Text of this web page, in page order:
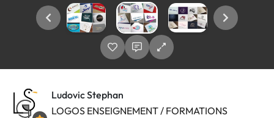
Ludovic Stephan
LOGOS ENSEIGNEMENT / FORMATIONS